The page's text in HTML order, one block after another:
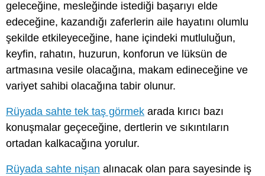
geleceğine, mesleğinde istediği başarıyı elde
edeceğine, kazandığı zaferlerin aile hayatını olumlu
şekilde etkileyeceğine, hane içindeki mutluluğun,
keyfin, rahatın, huzurun, konforun ve lüksün de
artmasına vesile olacağına, makam edineceğine ve
variyet sahibi olacağına tabir olunur.
Rüyada sahte tek taş görmek arada kırıcı bazı
konuşmalar geçeceğine, dertlerin ve sıkıntıların
ortadan kalkacağına yorulur.
Rüyada sahte nişan alınacak olan para sayesinde iş